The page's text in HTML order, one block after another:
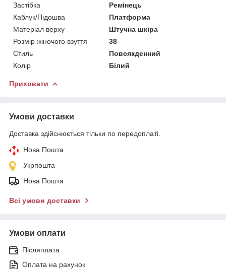
Застібка
Ремінець
Каблук/Підошва
Платформа
Матеріал верху
Штучна шкіра
Розмір жіночого взуття
38
Стиль
Повсякденний
Колір
Білий
Приховати
Умови доставки
Доставка здійснюється тільки по передоплаті.
Нова Пошта
Укрпошта
Нова Пошта
Всі умови доставки
Умови оплати
Післяплата
Оплата на рахунок